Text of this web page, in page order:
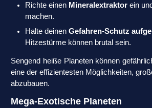
Richte einen Mineralextraktor ein
machen.
Halte deinen Gefahren-Schutz
Hitzestürme können brutal sein.
Sengend heiße Planeten können
eine der effizientesten Möglichkeiten,
abzubauen.
Mega-Exotische Planeten